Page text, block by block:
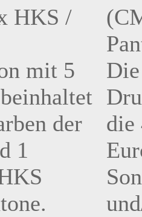
mit 5
der
1
die